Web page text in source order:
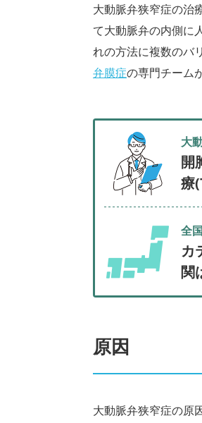
大動脈弁狭窄症の治
て大動脈弁の内側に
れの方法に複数のバ
弁膜症の専門チーム
大
開
療
全
カ
関
原因
大動脈弁狭窄症の原